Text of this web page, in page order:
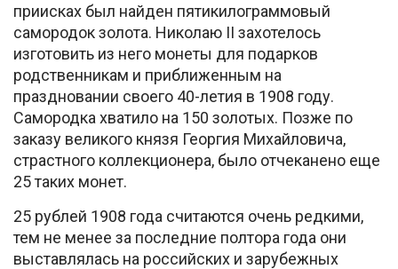
приисках был найден пятикилограммовый
самородок золота. Николаю II захотелось
изготовить из него монеты для подарков
родственникам и приближенным на
праздновании своего 40-летия в 1908 году.
Самородка хватило на 150 золотых. Позже по
заказу великого князя Георгия Михайловича,
страстного коллекционера, было отчеканено еще
25 таких монет.
25 рублей 1908 года считаются очень редкими,
тем не менее за последние полтора года они
выставлялась на российских и зарубежных